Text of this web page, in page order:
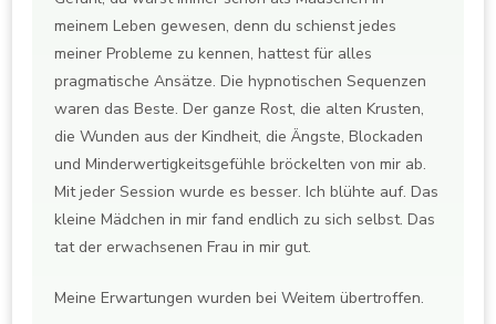
meinem Leben gewesen, denn du schienst jedes
meiner Probleme zu kennen, hattest für alles
pragmatische Ansätze. Die hypnotischen Sequenzen
waren das Beste. Der ganze Rost, die alten Krusten,
die Wunden aus der Kindheit, die Ängste, Blockaden
und Minderwertigkeitsgefühle bröckelten von mir ab.
Mit jeder Session wurde es besser. Ich blühte auf. Das
kleine Mädchen in mir fand endlich zu sich selbst. Das
tat der erwachsenen Frau in mir gut.
Meine Erwartungen wurden bei Weitem übertroffen.